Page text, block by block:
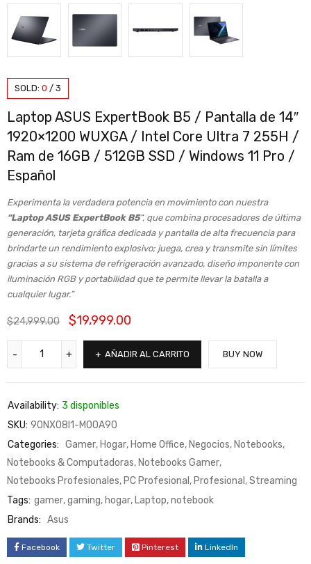
SOLD: 0 / 3
Laptop ASUS ExpertBook B5 / Pantalla de 14″
1920×1200 WUXGA / Intel Core Ultra 7 255H /
Ram de 16GB / 512GB SSD / Windows 11 Pro /
Español
Experimenta la verdadera potencia en movimiento con nuestra
“Laptop ASUS ExpertBook B5“, que combina procesadores de última
generación, tarjeta gráfica dedicada y pantalla de alta frecuencia para
brindarte un rendimiento explosivo; juega, crea y transmite sin límites
gracias a su sistema de refrigeración avanzado, diseño imponente con
iluminación RGB y portabilidad que te permite llevar la batalla a
cualquier lugar.”
$24,999.00 $19,999.00
AÑADIR AL CARRITO BUY NOW
Availability: 3 disponibles
SKU: 90NX08I1-M00A90
Categories: Gamer, Hogar, Home Office, Negocios, Notebooks,
Notebooks & Computadoras, Notebooks Gamer,
Notebooks Profesionales, PC Profesional , Profesional ,Streaming
Tags: gamer,gaming, hogar, Laptop,notebook
Brands: Asus
Facebook Twitter Pinterest LinkedIn